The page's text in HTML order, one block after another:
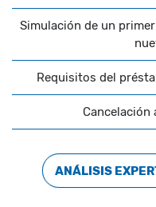
Simulación de un
Requisitos del
ANÁLISIS